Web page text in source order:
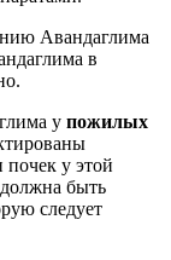
Авандаглима
в
у пожилых
у этой
быть
следует